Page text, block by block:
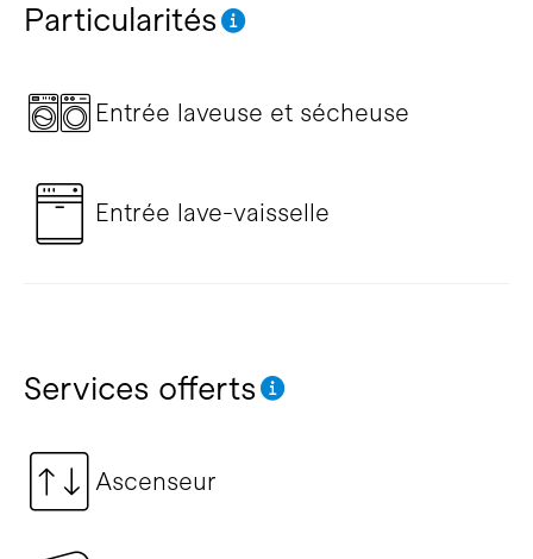
Particularités
Entrée laveuse et sécheuse
Entrée lave-vaisselle
Services offerts
Ascenseur